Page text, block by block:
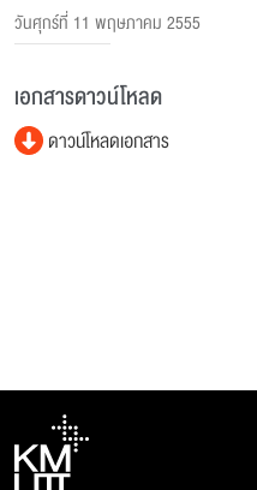
วันศุกร์ที่ 11 พฤษภาคม 2555
เอกสารดาวน์โหลด
ดาวน์โหลดเอกสาร